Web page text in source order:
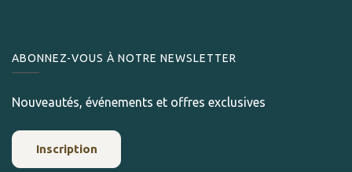
ABONNEZ-VOUS À NOTRE NEWSLETTER
Nouveautés, événements et offres exclusives
Inscription